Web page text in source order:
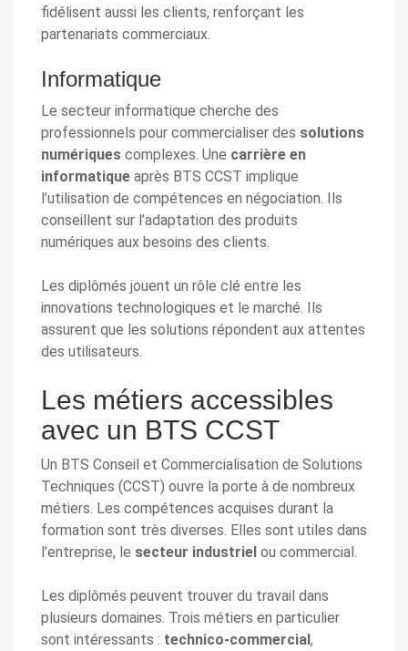
fidélisent aussi les clients, renforçant les
partenariats commerciaux.
Informatique
Le secteur informatique cherche des
professionnels pour commercialiser des solutions
numériques complexes. Une carrière en
informatique après BTS CCST implique
l’utilisation de compétences en négociation. Ils
conseillent sur l’adaptation des produits
numériques aux besoins des clients.
Les diplômés jouent un rôle clé entre les
innovations technologiques et le marché. Ils
assurent que les solutions répondent aux attentes
des utilisateurs.
Les métiers accessibles
avec un BTS CCST
Un BTS Conseil et Commercialisation de Solutions
Techniques (CCST) ouvre la porte à de nombreux
métiers. Les compétences acquises durant la
formation sont très diverses. Elles sont utiles dans
l’entreprise, le secteur industriel ou commercial.
Les diplômés peuvent trouver du travail dans
plusieurs domaines. Trois métiers en particulier
sont intéressants : technico-commercial,